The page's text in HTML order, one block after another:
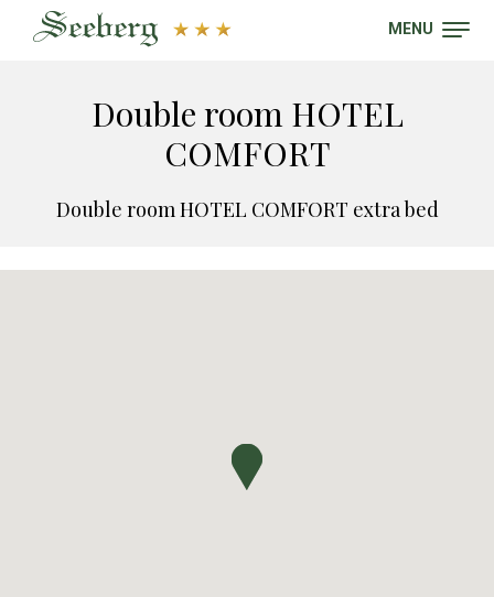
MENU
Double room HOTEL
COMFORT
Double room HOTEL COMFORT extra bed